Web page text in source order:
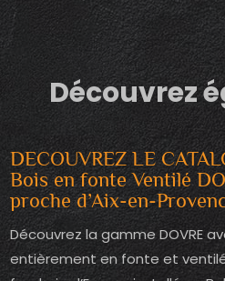
Découvrez
DECOUVREZ LE
Bois en fonte Ventilé
proche d’Aix-en-
Découvrez la gamme DOVRE
entièrement en fonte et